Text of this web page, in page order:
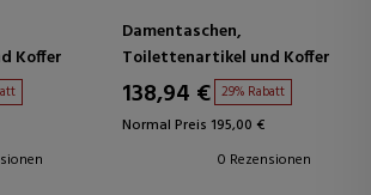
Koffer
Damentaschen,
Toilettenartikel und Koffer
138,94 € 29% Rabatt
Normal Preis 195,00 €
0 Rezensionen